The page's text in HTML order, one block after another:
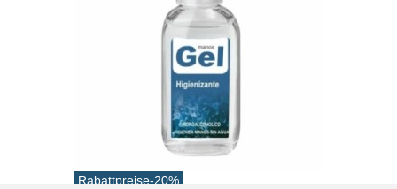
Rabattpreise-20%